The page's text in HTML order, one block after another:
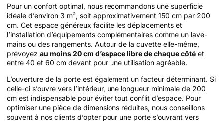
Pour un confort optimal, nous recommandons une superficie
idéale d’environ 3 m², soit approximativement 150 cm par 200
cm. Cet espace généreux facilite les déplacements et
l’installation d’équipements complémentaires comme un lave-
mains ou des rangements. Autour de la cuvette elle-même,
prévoyez au moins 20 cm d’espace libre de chaque côté et
entre 40 et 60 cm devant pour une utilisation agréable.
L’ouverture de la porte est également un facteur déterminant. Si
celle-ci s’ouvre vers l’intérieur, une longueur minimale de 200
cm est indispensable pour éviter tout conflit d’espace. Pour
optimiser une pièce de dimensions réduites, nous conseillons
souvent à nos clients d’opter pour une porte s’ouvrant vers